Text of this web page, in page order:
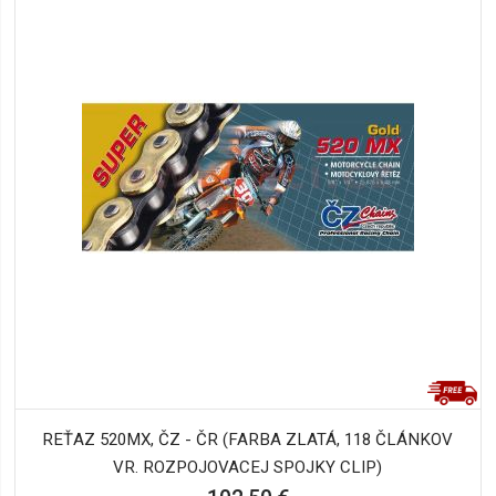
REŤAZ 520MX, ČZ - ČR (FARBA ZLATÁ, 118 ČLÁNKOV
VR. ROZPOJOVACEJ SPOJKY CLIP)